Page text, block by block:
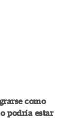
como
podría estar